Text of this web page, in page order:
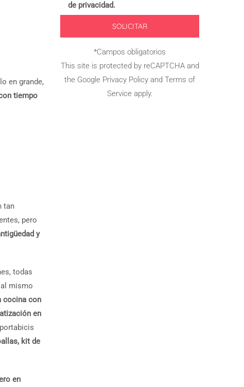
en grande,
tiempo
tan
pero
y
todas
mismo
cocina con
en
kit de
en
de privacidad.
*Campos obligatorios
This site is protected by reCAPTCHA and
the Google Privacy Policy and Terms of
Serviceapply.